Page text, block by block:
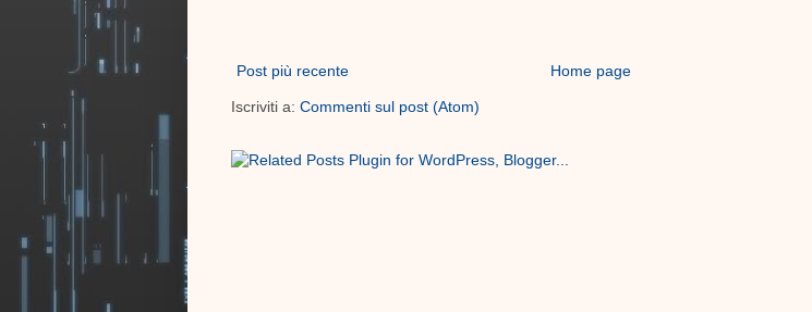
Post più recente Home page
Iscriviti a: Commenti sul post (Atom)